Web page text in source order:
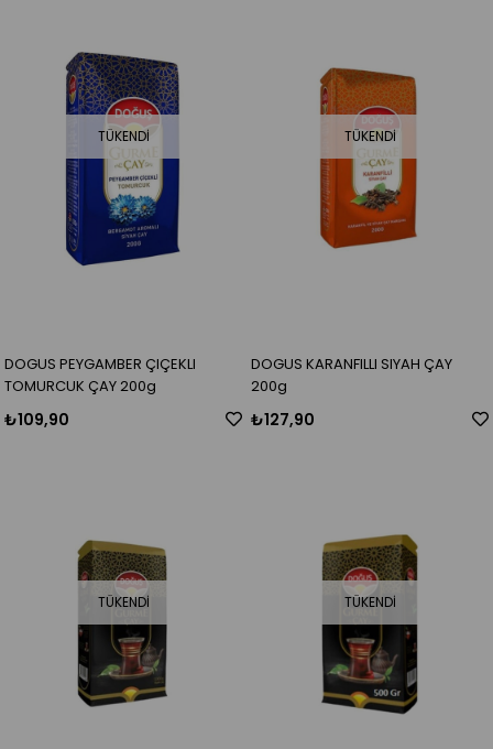
TÜKENDI
DOGUS PEYGAMBER ÇIÇEKLI
TOMURCUK ÇAY 200g
₺109,90
TÜKENDI
DOGUS KARANFILLI SIYAH ÇAY
200g
₺127,90
TÜKENDI TÜKENDI